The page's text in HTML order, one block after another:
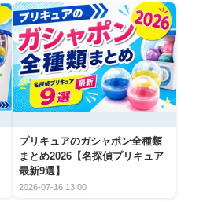
プリキュアのガシャポン全種類
まとめ2026【名探偵プリキュア
最新9選】
2026-07-16 13:00